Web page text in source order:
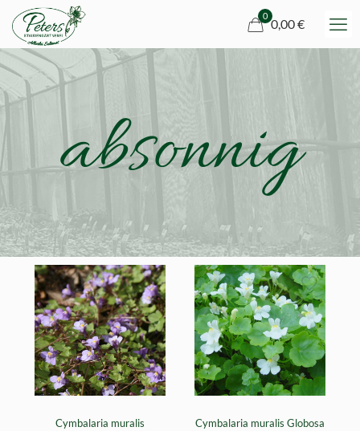
0
0,00 €
absonnig
Cymbalaria muralis
Cymbalaria muralis Globosa